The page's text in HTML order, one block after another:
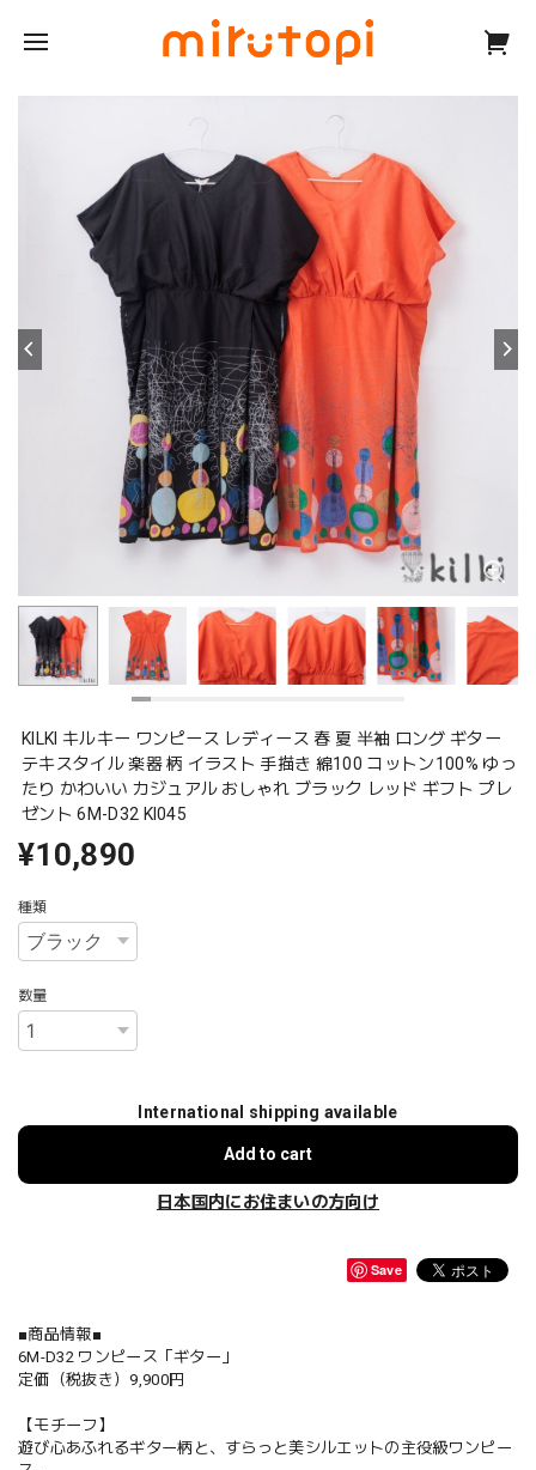
KILKI キルキー ワンピース レディース 春 夏 半袖 ロング ギター
テキスタイル 楽器 柄 イラスト 手描き 綿100 コットン100% ゆっ
たり かわいい カジュアル おしゃれ ブラック レッド ギフト プレ
ゼント 6M-D32 Kl045
¥10,890
種類
数量
International shipping available
Add to cart
日本国内にお住まいの方向け
Save
■商品情報■
6M-D32 ワンピース「ギター」
定価（税抜き）9,900円
【モチーフ】
遊び心あふれるギター柄と、すらっと美シルエットの主役級ワンピー